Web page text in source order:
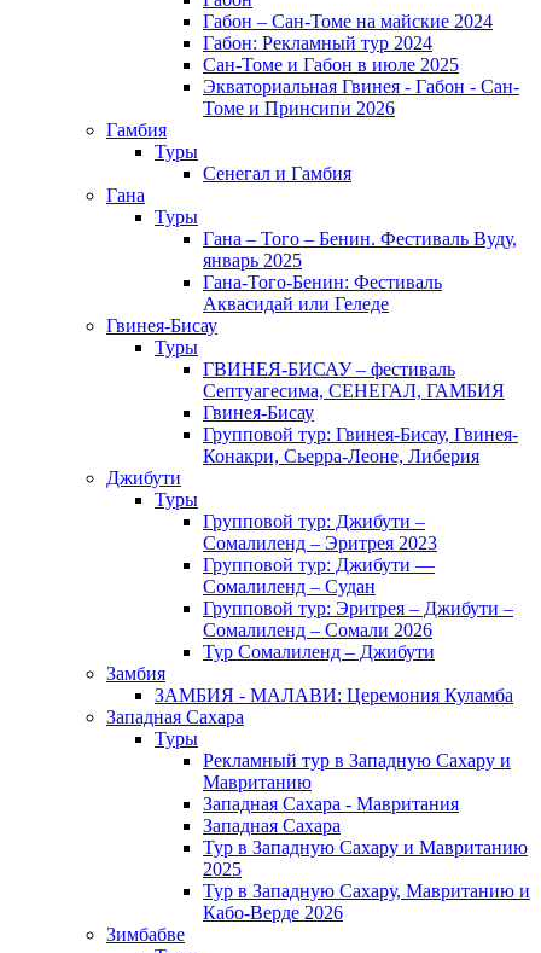
Габон – Сан-Томе на майские 2024
Габон: Рекламный тур 2024
Сан-Томе и Габон в июле 2025
Экваториальная Гвинея - Габон - Сан-
Томе и Принсипи 2026
Гамбия
Туры
Сенегал и Гамбия
Гана
Туры
Гана – Того – Бенин. Фестиваль Вуду,
январь 2025
Гана-Того-Бенин: Фестиваль
Аквасидай или Геледе
Гвинея-Бисау
Туры
ГВИНЕЯ-БИСАУ – фестиваль
Септуагесима, СЕНЕГАЛ, ГАМБИЯ
Гвинея-Бисау
Групповой тур: Гвинея-Бисау, Гвинея-
Конакри, Сьерра-Леоне, Либерия
Джибути
Туры
Групповой тур: Джибути –
Cомалиленд – Эритрея 2023
Групповой тур: Джибути —
Сомалиленд – Судан
Групповой тур: Эритрея – Джибути –
Сомалиленд – Сомали 2026
Тур Cомалиленд – Джибути
Замбия
ЗАМБИЯ - МАЛАВИ: Церемония Куламба
Западная Сахара
Туры
Рекламный тур в Западную Сахару и
Мавританию
Западная Сахара - Мавритания
Западная Сахара
Тур в Западную Сахару и Мавританию
2025
Тур в Западную Сахару, Мавританию и
Кабо-Верде 2026
Зимбабве